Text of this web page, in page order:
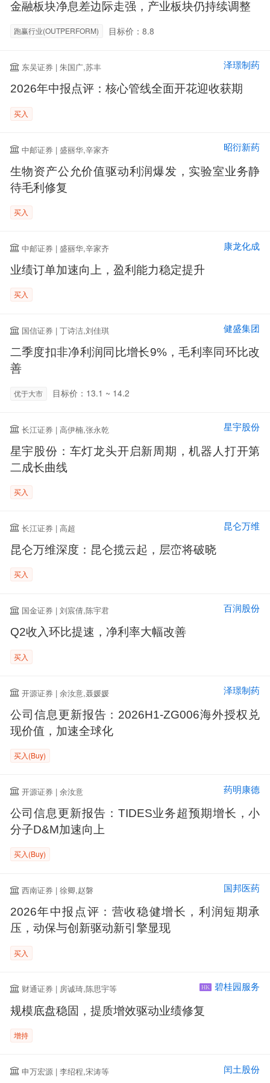
金融板块净息差边际走强，产业板块仍持续调整
跑赢行业(OUTPERFORM) 目标价：8.8
东吴证券 | 朱国广,苏丰 泽璟制药
2026年中报点评：核心管线全面开花迎收获期
买入
中邮证券 | 盛丽华,辛家齐 昭衍新药
生物资产公允价值驱动利润爆发，实验室业务静
待毛利修复
买入
中邮证券 | 盛丽华,辛家齐 康龙化成
业绩订单加速向上，盈利能力稳定提升
买入
国信证券 | 丁诗洁,刘佳琪 健盛集团
二季度扣非净利润同比增长9%，毛利率同环比改
善
优于大市 目标价：13.1 ~ 14.2
长江证券 | 高伊楠,张永乾 星宇股份
星宇股份：车灯龙头开启新周期，机器人打开第
二成长曲线
买入
长江证券 | 高超 昆仑万维
昆仑万维深度：昆仑揽云起，层峦将破晓
买入
国金证券 | 刘宸倩,陈宇君 百润股份
Q2收入环比提速，净利率大幅改善
买入
开源证券 | 余汝意,聂媛媛 泽璟制药
公司信息更新报告：2026H1-ZG006海外授权兑
现价值，加速全球化
买入(Buy)
开源证券 | 余汝意 药明康德
公司信息更新报告：TIDES业务超预期增长，小
分子D&M加速向上
买入(Buy)
西南证券 | 徐卿,赵磐 国邦医药
2026年中报点评：营收稳健增长，利润短期承
压，动保与创新驱动新引擎显现
买入
财通证券 | 房诚琦,陈思宇等 HK 碧桂园服务
规模底盘稳固，提质增效驱动业绩修复
增持
申万宏源 | 李绍程,宋涛等 闰土股份